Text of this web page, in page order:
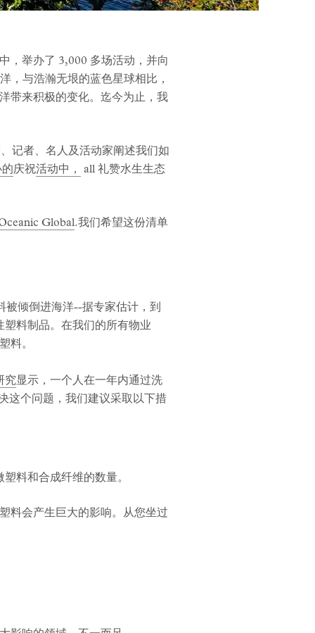
，举办了 3,000 多场活动，并向
，与浩瀚无垠的蓝色星球相比，
带来积极的变化。迄今为止，我
记者、名人及活动家阐述我们如
庆祝活动中，
all 礼赞水生生态
Global.我们希望这份清单
被倾倒进海洋--据专家估计，到
料制品。在我们的所有物业
料。
究显示，一个人在一年内通过洗
这个问题，我们建议采取以下措
料和合成纤维的数量。
料会产生巨大的影响。从您坐过